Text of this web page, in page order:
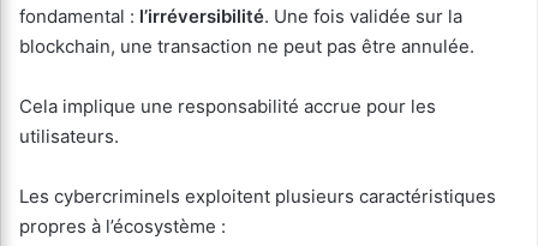
fondamental : l’irréversibilité. Une fois validée sur la
blockchain, une transaction ne peut pas être annulée.
Cela implique une responsabilité accrue pour les
utilisateurs.
Les cybercriminels exploitent plusieurs caractéristiques
propres à l’écosystème :